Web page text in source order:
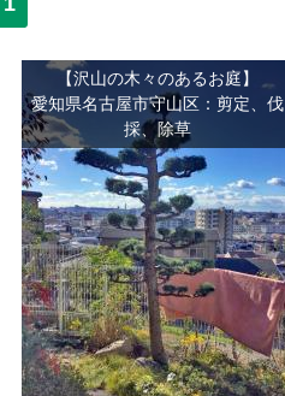
【沢山の木々のあるお庭】
愛知県名古屋市守山区：剪定、伐
採、除草